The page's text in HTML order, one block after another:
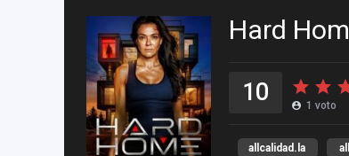
Hard
10 1 voto
allcalidad.la